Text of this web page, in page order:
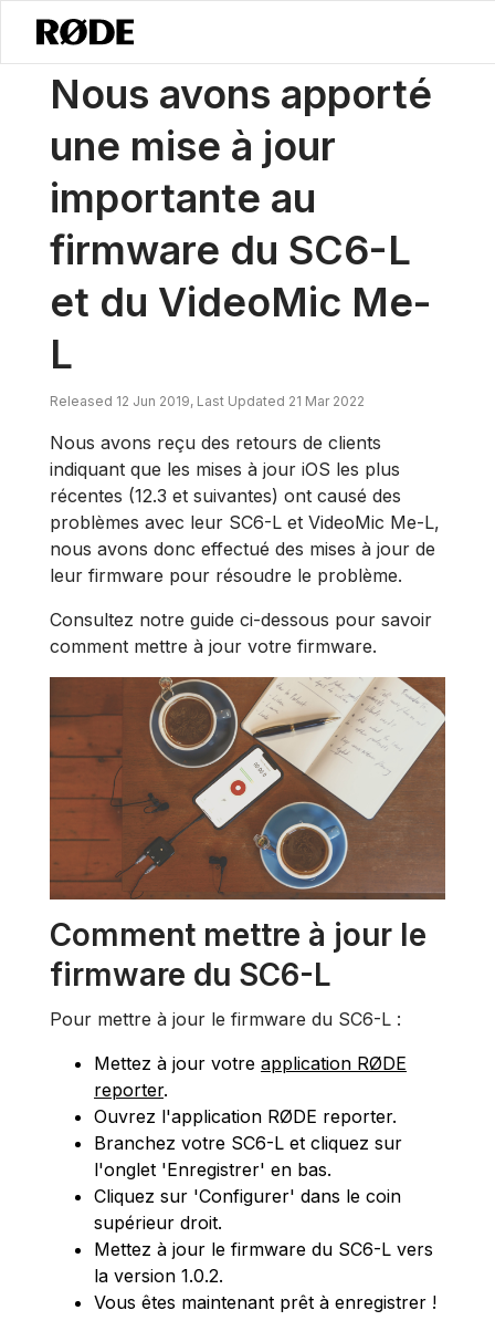
Nouvelles / Nous Avons Effectué Une Mise à Jour Importante Du
Nous avons apporté
une mise à jour
importante au
firmware du SC6-L
et du VideoMic Me-
L
Released 12 Jun 2019, Last Updated 21 Mar 2022
Nous avons reçu des retours de clients
indiquant que les mises à jour iOS les plus
récentes (12.3 et suivantes) ont causé des
problèmes avec leur SC6-L et VideoMic Me-L,
nous avons donc effectué des mises à jour de
leur firmware pour résoudre le problème.
Consultez notre guide ci-dessous pour savoir
comment mettre à jour votre firmware.
Comment mettre à jour le
firmware du SC6-L
Pour mettre à jour le firmware du SC6-L :
Mettez à jour votre application RØDE
reporter.
Ouvrez l'application RØDE reporter.
Branchez votre SC6-L et cliquez sur
l'onglet 'Enregistrer' en bas.
Cliquez sur 'Configurer' dans le coin
supérieur droit.
Mettez à jour le firmware du SC6-L vers
la version 1.0.2.
Vous êtes maintenant prêt à enregistrer !